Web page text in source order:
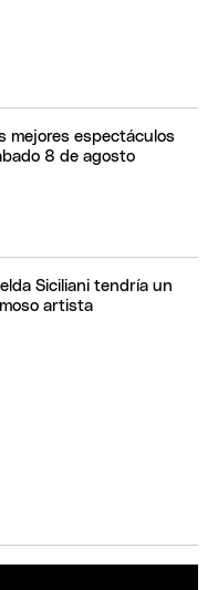
mejores espectáculos
8 de agosto
Siciliani tendría un
artista